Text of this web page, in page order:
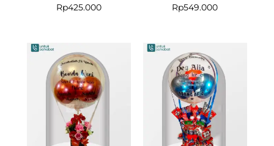
Rp425.000
Rp549.000